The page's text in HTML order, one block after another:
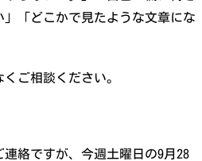
「どこかで見たような文章にな
ご相談ください。
絡ですが、今週土曜日の9月28